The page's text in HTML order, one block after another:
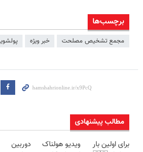
برچسب‌ها
مجمع تشخیص مصلحت خبر ویژه
مطالب پیشنهادی
برای اولین بار
ویدیو هولناک
دوربین